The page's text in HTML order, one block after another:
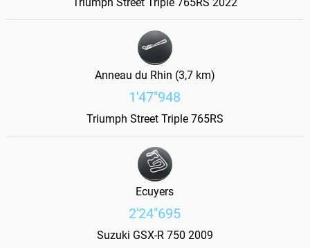
1'47"948
Triumph Street Triple 765RS
Anneau du Rhin (3,7 km)
2'24"695
Suzuki GSX-R 750 2009
Ecuyers